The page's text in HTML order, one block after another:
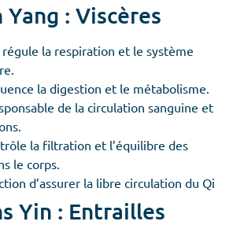
: Viscères
régule la respiration et le système
la digestion et le métabolisme.
de la circulation sanguine et
la filtration et l’équilibre des
le corps.
d’assurer la libre circulation du Qi
Yin : Entrailles